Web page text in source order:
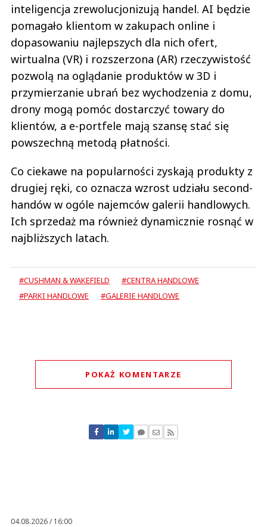
inteligencja zrewolucjonizują handel. AI będzie
pomagało klientom w zakupach online i
dopasowaniu najlepszych dla nich ofert,
wirtualna (VR) i rozszerzona (AR) rzeczywistość
pozwolą na oglądanie produktów w 3D i
przymierzanie ubrań bez wychodzenia z domu,
drony mogą pomóc dostarczyć towary do
klientów, a e-portfele mają szansę stać się
powszechną metodą płatności.
Co ciekawe na popularności zyskają produkty z
drugiej ręki, co oznacza wzrost udziału second-
handów w ogóle najemców galerii handlowych.
Ich sprzedaż ma również dynamicznie rosnąć w
najbliższych latach.
#CUSHMAN & WAKEFIELD
#CENTRA HANDLOWE
#PARKI HANDLOWE
#GALERIE HANDLOWE
POKAŻ KOMENTARZE
Nie znaleziono komentarzy
Zostaw swoje komentarze
04.08.2026 / 16:00